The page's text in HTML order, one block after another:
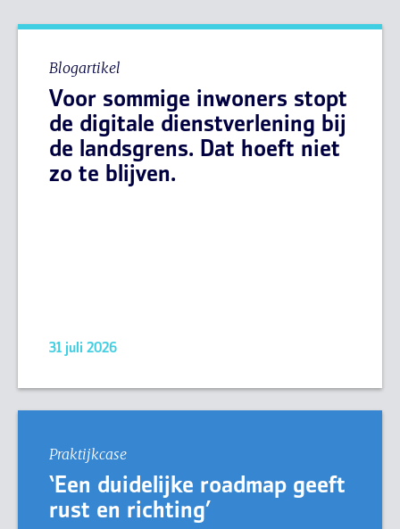
Blogartikel
Voor sommige inwoners stopt
de digitale dienstverlening bij
de landsgrens. Dat hoeft niet
zo te blijven.
31 juli 2026
Praktijkcase
‘Een duidelijke roadmap geeft
rust en richting’